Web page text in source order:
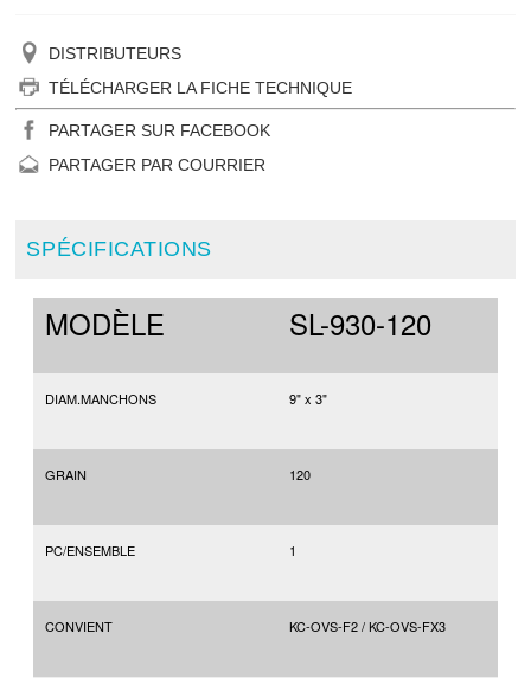
DISTRIBUTEURS
TÉLÉCHARGER LA FICHE TECHNIQUE
PARTAGER SUR FACEBOOK
PARTAGER PAR COURRIER
SPÉCIFICATIONS
MODÈLE SL-930-120
DIAM.MANCHONS 9" x 3"
GRAIN 120
PC/ENSEMBLE 1
CONVIENT KC-OVS-F2 / KC-OVS-FX3